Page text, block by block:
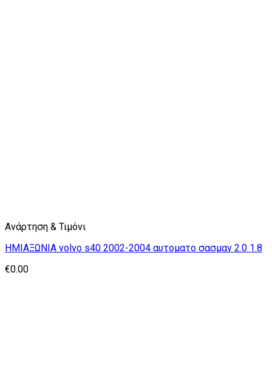
Ανάρτηση & Τιμόνι
ΗΜΙΑΞΩΝΙΑ volvo s40 2002-2004 αυτοματο σασμαν 2.0 1.8
€0.00